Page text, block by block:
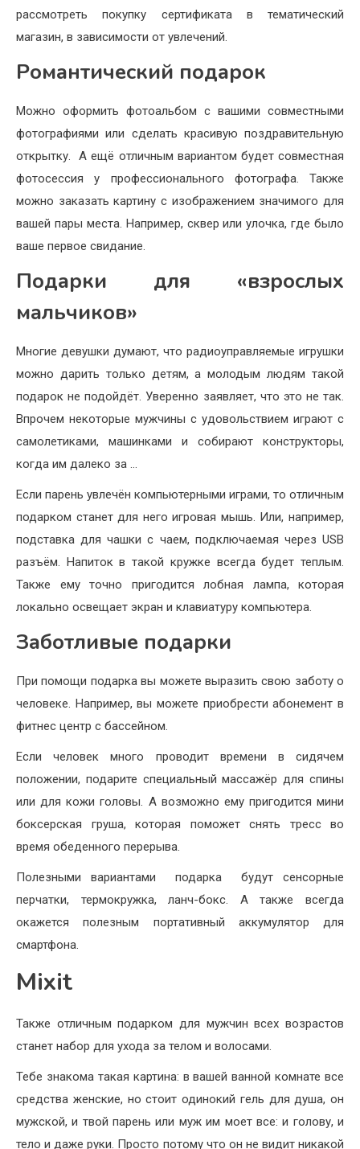
рассмотреть покупку сертификата в тематический
магазин, в зависимости от увлечений.
Романтический подарок
Можно оформить фотоальбом с вашими совместными
фотографиями или сделать красивую поздравительную
открытку. А ещё отличным вариантом будет совместная
фотосессия у профессионального фотографа. Также
можно заказать картину с изображением значимого для
вашей пары места. Например, сквер или улочка, где было
ваше первое свидание.
Подарки для «взрослых
мальчиков»
Многие девушки думают, что радиоуправляемые игрушки
можно дарить только детям, а молодым людям такой
подарок не подойдёт. Уверенно заявляет, что это не так.
Впрочем некоторые мужчины с удовольствием играют с
самолетиками, машинками и собирают конструкторы,
когда им далеко за …
Если парень увлечён компьютерными играми, то отличным
подарком станет для него игровая мышь. Или, например,
подставка для чашки с чаем, подключаемая через USB
разъём. Напиток в такой кружке всегда будет теплым.
Также ему точно пригодится лобная лампа, которая
локально освещает экран и клавиатуру компьютера.
Заботливые подарки
При помощи подарка вы можете выразить свою заботу о
человеке. Например, вы можете приобрести абонемент в
фитнес центр с бассейном.
Если человек много проводит времени в сидячем
положении, подарите специальный массажёр для спины
или для кожи головы. А возможно ему пригодится мини
боксерская груша, которая поможет снять тресс во
время обеденного перерыва.
Полезными вариантами подарка будут сенсорные
перчатки, термокружка, ланч-бокс. А также всегда
окажется полезным портативный аккумулятор для
смартфона.
Mixit
Также отличным подарком для мужчин всех возрастов
станет набор для ухода за телом и волосами.
Тебе знакома такая картина: в вашей ванной комнате все
средства женские, но стоит одинокий гель для душа, он
мужской, и твой парень или муж им моет все: и голову, и
тело и даже руки. Просто потому что он не видит никакой